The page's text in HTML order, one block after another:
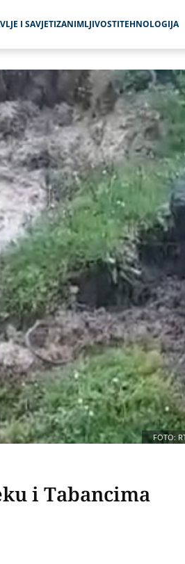
I SAVJETIZANIMLJIVOSTITEHNOLOGIJA
FOTO:
i Tabancima